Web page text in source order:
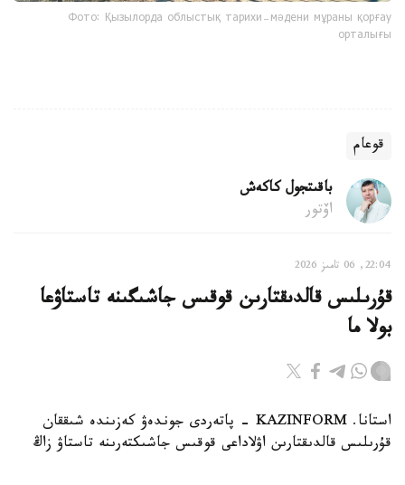
Фото: Қызылорда облыстық тарихи-мәдени мұраны қорғау
орталығы
قوعام
باقىتجول كاكەش
اۆتور
22:04, 06 تامىز 2026
قۇرىلىس قالدىقتارىن قوقىس جاشىگىنە تاستاۋعا
بولا ما
استانا. KAZINFORM - پاتەردى جوندەۋ كەزىندە شىققان
قۇرىلىس قالدىقتارىن اۋلاداعى قوقىس جاشىكتەرىنە تاستاۋ زاڭ